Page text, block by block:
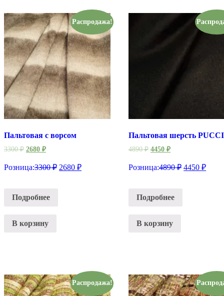
Распродажа!
Пальтовая с ворсом
3300₽ 2680 ₽
Розница:3300₽ 2680 ₽
Подробнее
В корзину
Пальтовая шерсть
4890₽ 4450₽
Розница:4890₽ 4450₽
Подробнее
В корзину
Распродажа!